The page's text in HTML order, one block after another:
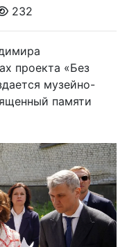
232
проекта «Без
музейно-
памяти